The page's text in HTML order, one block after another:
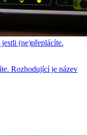
(ne)přeplácíte.
Rozhodující je název